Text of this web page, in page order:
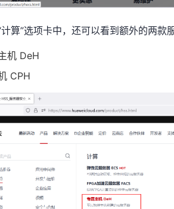
算”选项卡中，还可以看到额外的两款
机 DeH
CPH